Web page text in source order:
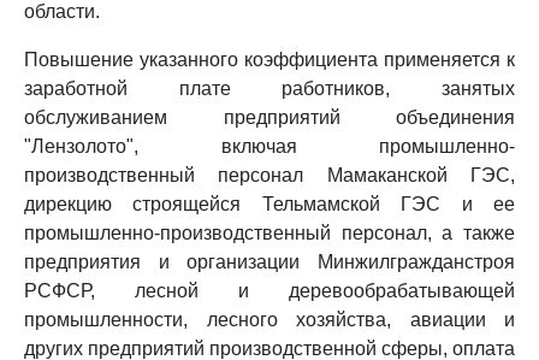
области.
Повышение указанного коэффициента применяется к
заработной плате работников, занятых
обслуживанием предприятий объединения
"Лензолото", включая промышленно-
производственный персонал Мамаканской ГЭС,
дирекцию строящейся Тельмамской ГЭС и ее
промышленно-производственный персонал, а также
предприятия и организации Минжилгражданстроя
РСФСР, лесной и деревообрабатывающей
промышленности, лесного хозяйства, авиации и
других предприятий производственной сферы, оплата